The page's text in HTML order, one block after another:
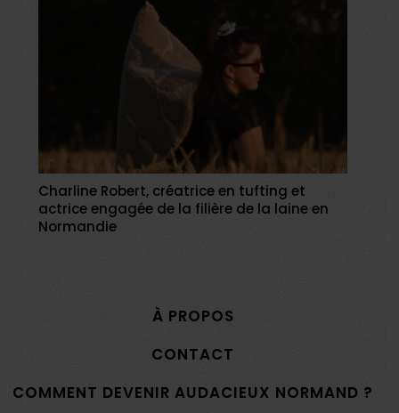
Charline Robert, créatrice en tufting et
actrice engagée de la filière de la laine en
Normandie
À PROPOS
CONTACT
COMMENT DEVENIR AUDACIEUX NORMAND ?